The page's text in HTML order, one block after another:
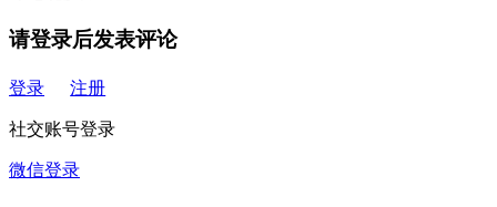
请登录后发表评论
登录 注册
社交账号登录
微信登录